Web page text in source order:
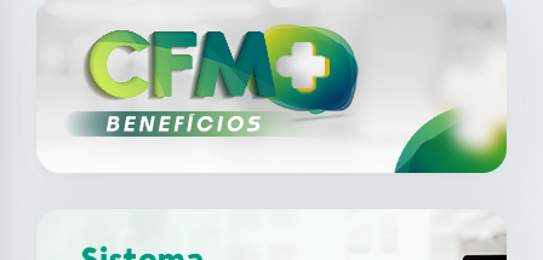
SAIBA MAIS
XII Fórum de Medicina do
ago